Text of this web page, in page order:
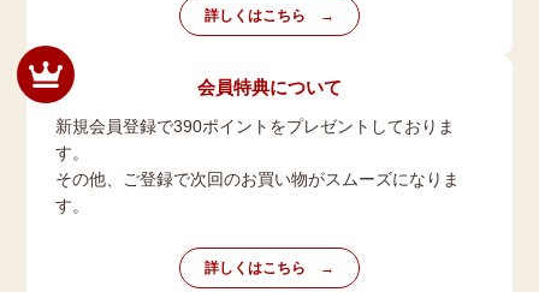
詳しくはこちら
会員特典について
新規会員登録で390ポイントをプレゼントしておりま
す。
その他、ご登録で次回のお買い物がスムーズになりま
す。
詳しくはこちら